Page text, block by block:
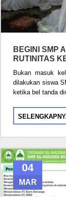
BEGINI SMP
RUTINITAS
Bukan masuk
dilakukan siswa
ketika bel tanda
04
MAR